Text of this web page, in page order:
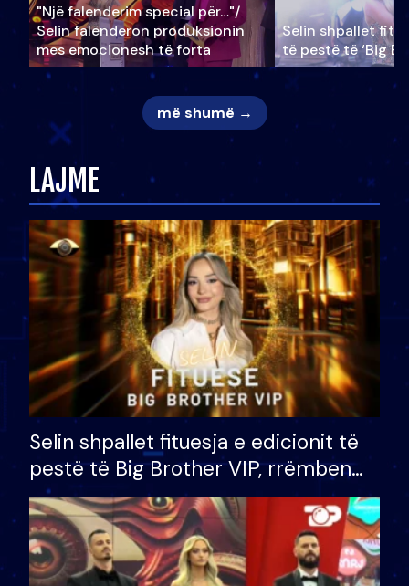
"Një falenderim special për…"/
Selin falënderon produksionin
mes emocionesh të forta
Selin shpallet
të pestë të ‘Big
më shumë →
LAJME
Selin shpallet fituesja e edicionit të
pestë të Big Brother VIP, rrëmben
çmimin e madh prej 100 mijë eurosh